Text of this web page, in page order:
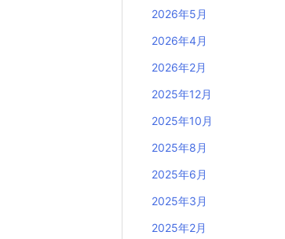
2026年5月
2026年4月
2026年2月
2025年12月
2025年10月
2025年8月
2025年6月
2025年3月
2025年2月